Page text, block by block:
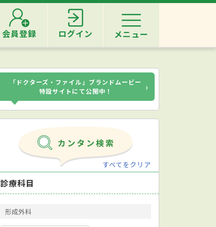
会員登録 ログイン メニュー
「ドクターズ・ファイル」ブランドムービー
特設サイトにて公開中！
›
すべてをクリア
診療科目
形成外科